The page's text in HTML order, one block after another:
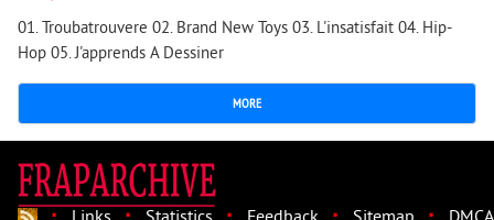
01. Troubatrouvere 02. Brand New Toys 03. L'insatisfait 04. Hip-
Hop 05. J'apprends A Dessiner
MORE